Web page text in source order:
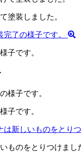
塗装しました。
子です。
子です。
ものをとりつけまし